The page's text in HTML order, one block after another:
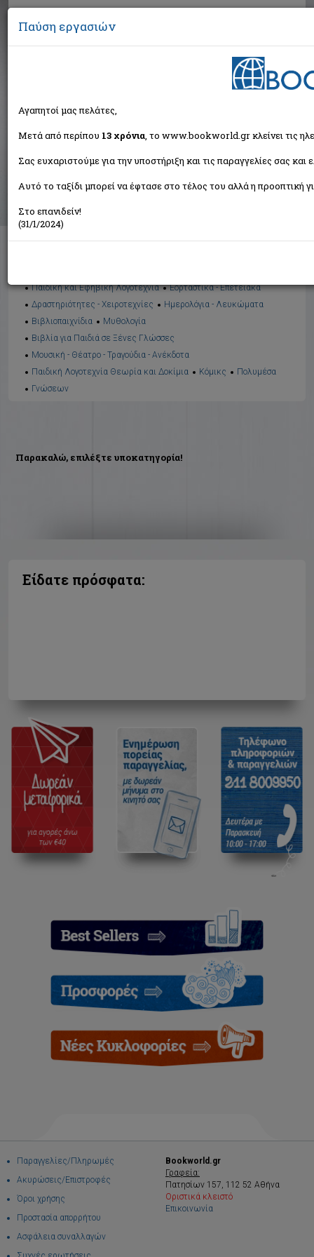
Βιβλία στην κατηγορία
Παιδικά - Εφηβικά
Παιδική και Εφηβική Λογοτεχνία
Εορταστικά - Επετειακά
Δραστηριότητες - Χειροτεχνίες
Ημερολόγια - Λευκώματα
Βιβλιοπαιχνίδια
Μυθολογία
Βιβλία για Παιδιά σε Ξένες Γλώσσες
Μουσική - Θέατρο - Τραγούδια - Ανέκδοτα
Παιδική Λογοτεχνία Θεωρία και Δοκίμια
Κόμικς
Πολυμέσα
Γνώσεων
Παρακαλώ, επιλέξτε υποκατηγορία!
Είδατε πρόσφατα:
Παραγγελίες/Πληρωμές
Ακυρώσεις/Επιστροφές
Όροι χρήσης
Προστασία απορρήτου
Ασφάλεια συναλλαγών
Bookworld.gr
Γραφεία:
Πατησίων 157, 112 52 Αθήνα
Οριστικά κλειστό
Επικοινωνία
Παύση εργασιών
Αγαπητοί μας πελάτες,
Μετά από περίπου 13 χρόνια, το www.bookworld.gr κλείνει τις
Σας ευχαριστούμε για την υποστήριξη και τις παραγγελίες σας
Αυτό το ταξίδι μπορεί να έφτασε στο τέλος του αλλά η προοπτική
Στο επανιδείν!
(31/1/2024)